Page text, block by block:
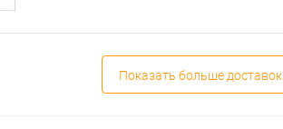
Показать больше доставок